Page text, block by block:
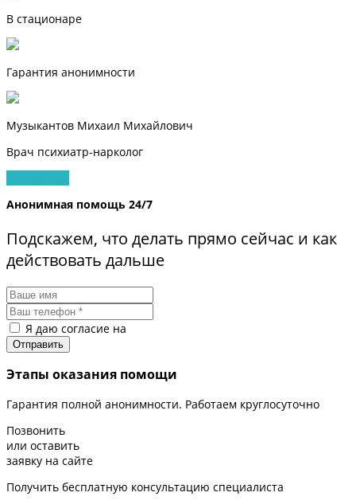
В стационаре
Гарантия анонимности
Музыкантов Михаил Михайлович
Врач психиатр-нарколог
Анонимная помощь 24/7
Подскажем, что делать прямо сейчас и как
действовать дальше
Я даю согласие на
Этапы оказания помощи
Гарантия полной анонимности. Работаем круглосуточно
Позвонить
или оставить
заявку на сайте
Получить бесплатную консультацию специалиста